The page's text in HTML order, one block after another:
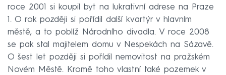
roce 2001 si koupil byt na lukrativní adrese na Praze
1. O rok později si pořídil další kvartýr v hlavním
městě, a to poblíž Národního divadla. V roce 2008
se pak stal majitelem domu v Nespekách na Sázavě.
O šest let později si pořídil nemovitost na pražském
Novém Městě. Kromě toho vlastní také pozemek v